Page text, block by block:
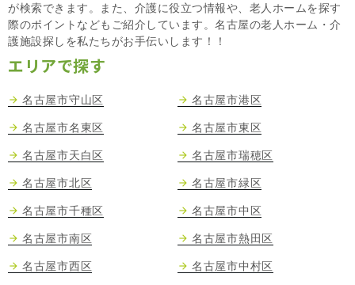
が検索できます。また、介護に役立つ情報や、老人ホームを探す
際のポイントなどもご紹介しています。名古屋の老人ホーム・介
護施設探しを私たちがお手伝いします！！
エリアで探す
名古屋市守山区
名古屋市名東区
名古屋市天白区
名古屋市北区
名古屋市千種区
名古屋市南区
名古屋市西区
名古屋市港区
名古屋市東区
名古屋市瑞穂区
名古屋市緑区
名古屋市中区
名古屋市熱田区
名古屋市中村区